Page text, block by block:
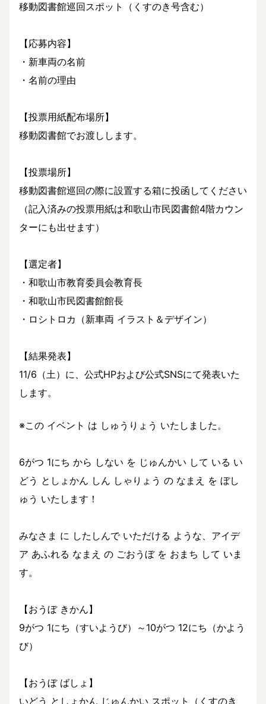
移動図書館巡回スポット（くすのき号含む）
【応募内容】
・新車両の名前
・名前の理由
【投票用紙配布場所】
移動図書館でお渡しします。
【投票場所】
移動図書館巡回の際に設置する箱に投函してください
（記入済みの投票用紙は和歌山市民図書館4階カウン
ターにも出せます）
【選定者】
・和歌山市教育委員会教育長
・和歌山市民図書館館長
・ロシトロカ（新車両 イラスト＆デザイン）
【結果発表】
11/6（土）に、公式HPおよび公式SNSにて発表いた
します。
※この イベント は しゅうりょう いたしました。
6がつ 1にち から しない を じゅんかい して いる い
どう としょかん しん しゃりょう の なまえ を ぼし
ゅう いたします！
みなさま に したしんで いただける ような、アイデ
ア あふれる なまえ の ごおうぼ を おまち して いま
す。
【おうぼ きかん】
9がつ 1にち（すいようび）～10がつ 12にち（かよう
び）
【おうぼ ばしょ】
いどう としょかん じゅんかい スポット（くすのき